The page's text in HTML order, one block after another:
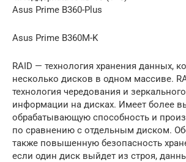
Asus Prime B360-Plus
Asus Prime B360M-K
RAID — технология хранения данных,
несколько дисков в одном массиве.
технология чередования и
информации на дисках. Имеет более
обрабатывающую способность и
по сравнению с отдельным диском.
также повышенную безопасность
если один диск выйдет из строя,